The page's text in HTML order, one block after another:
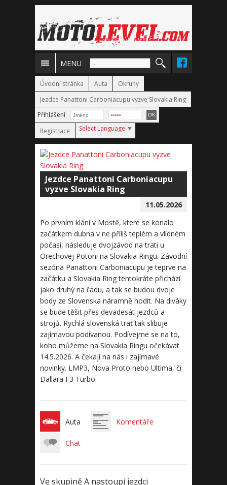
MENU
Úvodní stránka Auta
Okruhy
Jezdce Panattoni Carboniacupu vyzve Slovakia Ring
Přihlášení
Registrace
Select Language ▼
Jezdce Panattoni Carboniacupu
vyzve Slovakia Ring
11.05.2026
Po prvním klání v Mostě, které se konalo
začátkem dubna v ne příliš teplém a vlídném
počasí, následuje dvojzávod na trati u
Orechovej Potoni na Slovakia Ringu. Závodní
sezóna Panattoni Carboniacupu je teprve na
začátku a Slovakia Ring tentokráte přichází
jako druhý na řadu, a tak se budou dvoje
body ze Slovenska náramně hodit. Na diváky
se bude těšit přes devadesát jezdců a
strojů. Rychlá slovenská trať tak slibuje
zajímavou podívanou. Podívejme se na to,
koho můžeme na Slovakia Ringu očekávat
14.5.2026. A čekají na nás i zajímavé
novinky. LMP3, Nova Proto nebo Ultima, či
Dallara F3 Turbo.
Auta Komentáře
Chat
Ve skupině A nastoupí jezdci